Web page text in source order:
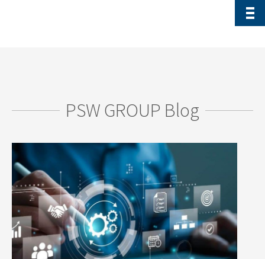
PSW GROUP Blog